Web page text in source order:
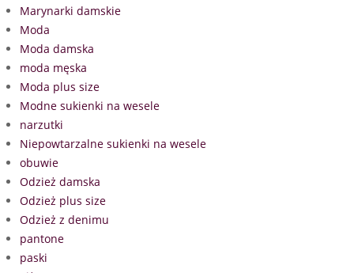
Marynarki damskie
Moda
Moda damska
moda męska
Moda plus size
Modne sukienki na wesele
narzutki
Niepowtarzalne sukienki na wesele
obuwie
Odzież damska
Odzież plus size
Odzież z denimu
pantone
paski